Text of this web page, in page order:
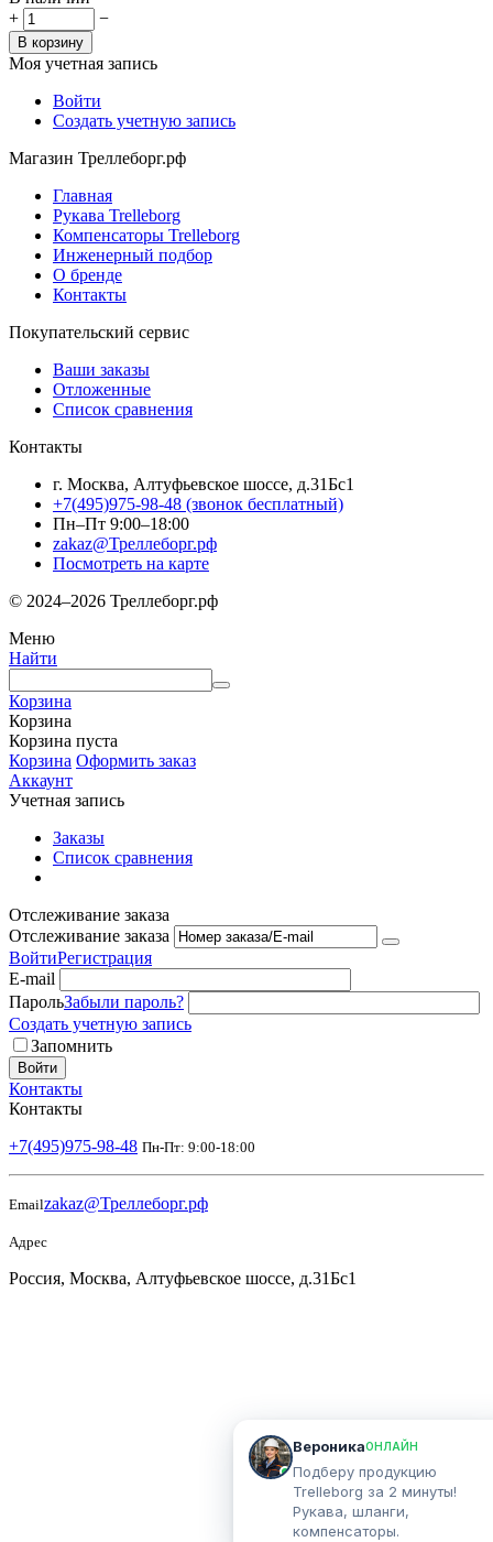
+
−
В корзину
Моя учетная запись
Войти
Создать учетную запись
Магазин Треллеборг.рф
Главная
Рукава Trelleborg
Компенсаторы Trelleborg
Инженерный подбор
О бренде
Контакты
Покупательский сервис
Ваши заказы
Отложенные
Список сравнения
Контакты
г. Москва, Алтуфьевское шоссе, д.31Бс1
+7(495)975-98-48 (звонок бесплатный)
Пн–Пт 9:00–18:00
zakaz@Треллеборг.рф
Посмотреть на карте
© 2024–2026 Треллеборг.рф
Меню
Найти
Корзина
Корзина
Корзина пуста
Корзина Оформить заказ
Аккаунт
Учетная запись
Заказы
Список сравнения
Отслеживание заказа
Отслеживание заказа
ВойтиРегистрация
E-mail
ПарольЗабыли пароль?
Создать учетную запись
Запомнить
Войти
Контакты
Контакты
+7(495)975-98-48 Пн-Пт: 9:00-18:00
Emailzakaz@Треллеборг.рф
Адрес
Россия, Москва, Алтуфьевское шоссе, д.31Бс1
ВероникаОНЛАЙН
Подберу продукцию
Trelleborg за 2 минуты!
Рукава, шланги,
компенсаторы.